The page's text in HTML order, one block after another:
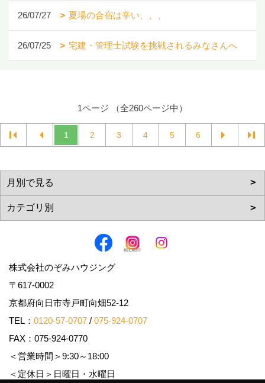
26/07/27 夏場の合宿は辛い、、、
26/07/25 宅建・管理士試験を挑戦されるみなさんへ
1ページ （全260ページ中）
1 2 3 4 5 6
株式会社のぞみハウジング
〒617-0002
京都府向日市寺戸町向畑52-12
TEL： 0120-57-0707 / 075-924-0707
FAX：075-924-0770
＜営業時間＞9:30～18:00
＜定休日＞日曜日・水曜日